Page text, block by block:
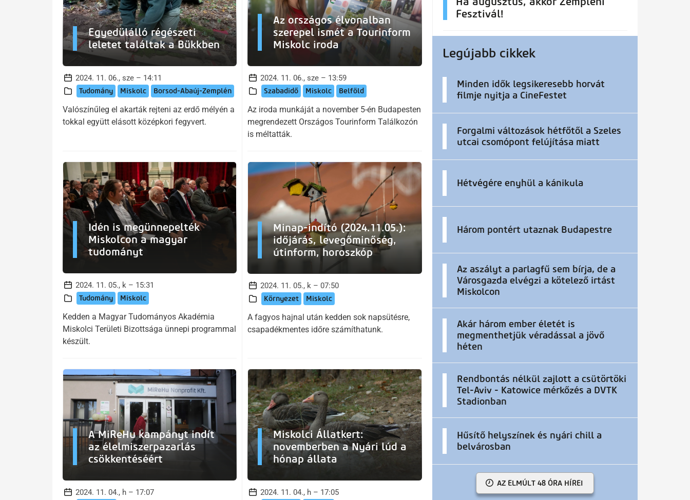
Egyedülálló régészeti
leletet találtak a Bükkben
2024. 11. 06., sze – 14:11
Tudomány Miskolc Borsod-Abaúj-Zemplén
Valószínűleg el akarták rejteni az erdő mélyén a
tokkal együtt elásott középkori fegyvert.
Az országos élvonalban
szerepel ismét a Tourinform
Miskolc iroda
2024. 11. 06., sze – 13:59
Szabadidő Miskolc Belföld
Az iroda munkáját a november 5-én Budapesten
megrendezett Országos Tourinform Találkozón
is méltatták.
Idén is megünnepelték
Miskolcon a magyar
tudományt
2024. 11. 05., k – 15:31
Tudomány Miskolc
Kedden a Magyar Tudományos Akadémia
Miskolci Területi Bizottsága ünnepi programmal
készült.
Minap-indító (2024.11.05.):
időjárás, levegőminőség,
útinform, horoszkóp
2024. 11. 05., k – 07:50
Környezet Miskolc
A fagyos hajnal után kedden sok napsütésre,
csapadékmentes időre számíthatunk.
A MiReHu kampányt indít
az élelmiszerpazarlás
csökkentéséért
2024. 11. 04., h – 17:07
Miskolci Állatkert:
novemberben a Nyári lúd a
hónap állata
2024. 11. 04., h – 17:05
Fesztivál!
Legújabb cikkek
Minden idők legsikeresebb horvát
filmje nyitja a CineFestet
Forgalmi változások hétfőtől a Szeles
utcai csomópont felújítása miatt
Hétvégére enyhül a kánikula
Három pontért utaznak Budapestre
Az aszályt a parlagfű sem bírja, de a
Városgazda elvégzi a kötelező irtást
Miskolcon
Akár három ember életét is
megmenthetjük véradással a jövő
héten
Rendbontás nélkül zajlott a csütörtöki
Tel-Aviv - Katowice mérkőzés a DVTK
Stadionban
Hűsítő helyszínek és nyári chill a
belvárosban
AZ ELMÚLT 48 ÓRA HÍREI